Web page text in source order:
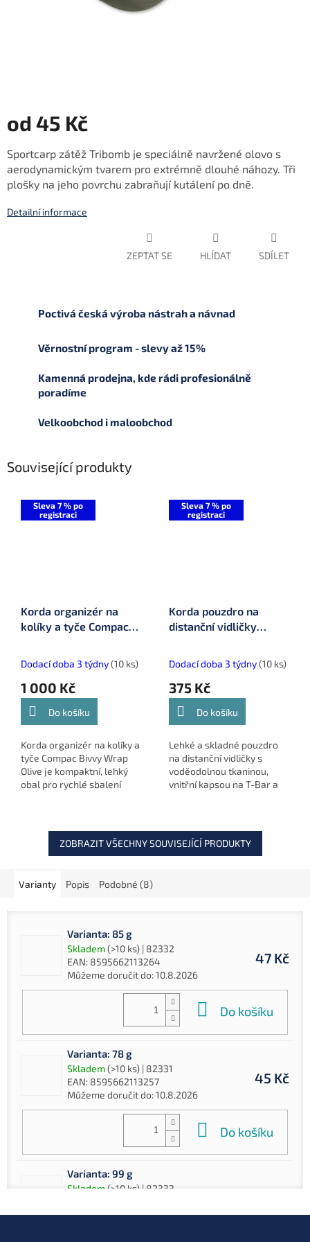
od 45 Kč
cena:
Sportcarp zátěž Tribomb je speciálně navržené olovo s
aerodynamickým tvarem pro extrémně dlouhé náhozy. Tři
plošky na jeho povrchu zabraňují kutálení po dně.
Detailní informace
ZEPTAT SE HLÍDAT SDÍLET
Poctivá česká výroba nástrah a návnad
Věrnostní program - slevy až 15%
Kamenná prodejna, kde rádi profesionálně
poradíme
Velkoobchod i maloobchod
Související produkty
Sleva 7 % po
registraci
Korda organizér na
kolíky a tyče Compac
Dodací doba 3 týdny(10 ks)
1 000 Kč
Do košíku
Korda organizér na kolíky a
tyče Compac Bivvy Wrap
Olive je kompaktní, lehký
obal pro rychlé sbalení
Sleva 7 % po
registraci
Korda pouzdro na
distanční vidličky
Dodací doba 3 týdny(10 ks)
375 Kč
Do košíku
Lehké a skladné pouzdro
na distanční vidličky s
voděodolnou tkaninou,
vnitřní kapsou na T-Bar a
ZOBRAZIT VŠECHNY SOUVISEJÍCÍ PRODUKTY
Varianty Popis Podobné (8)
Varianta: 85 g
Skladem(>10 ks) | 82332
EAN: 8595662113264
Můžeme doručit do:10.8.2026
47 Kč
Do košíku
Varianta: 78 g
Skladem(>10 ks) | 82331
EAN: 8595662113257
Můžeme doručit do:10.8.2026
45 Kč
Do košíku
Varianta: 99 g
Skladem(>10 ks) | 82333
Můžeme doručit do:10.8.2026